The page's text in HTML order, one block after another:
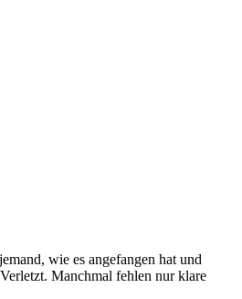
wie es angefangen hat und
Manchmal fehlen nur klare